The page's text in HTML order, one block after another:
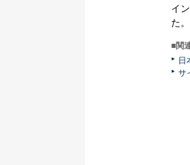
イ
た。
■関
日
サ